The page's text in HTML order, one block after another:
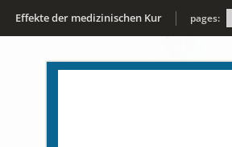
Effekte der medizinischen Kur pages: